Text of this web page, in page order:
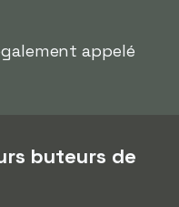
appelé
buteurs de